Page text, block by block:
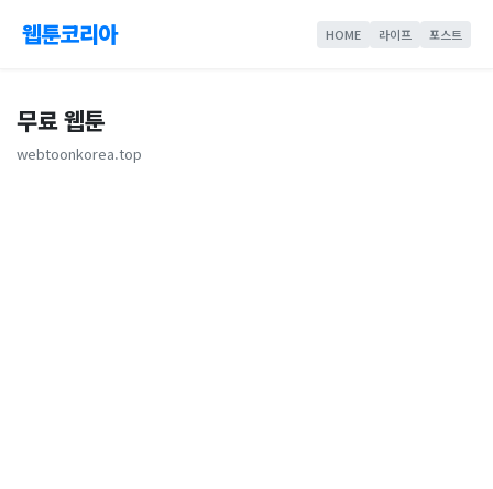
웹툰코리아 HOME 라이프 포스트
무료 웹툰
webtoonkorea.top